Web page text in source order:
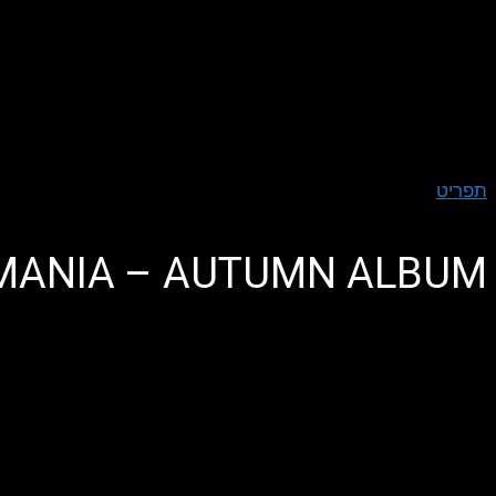
תפריט
– AUTUMN ALBUM